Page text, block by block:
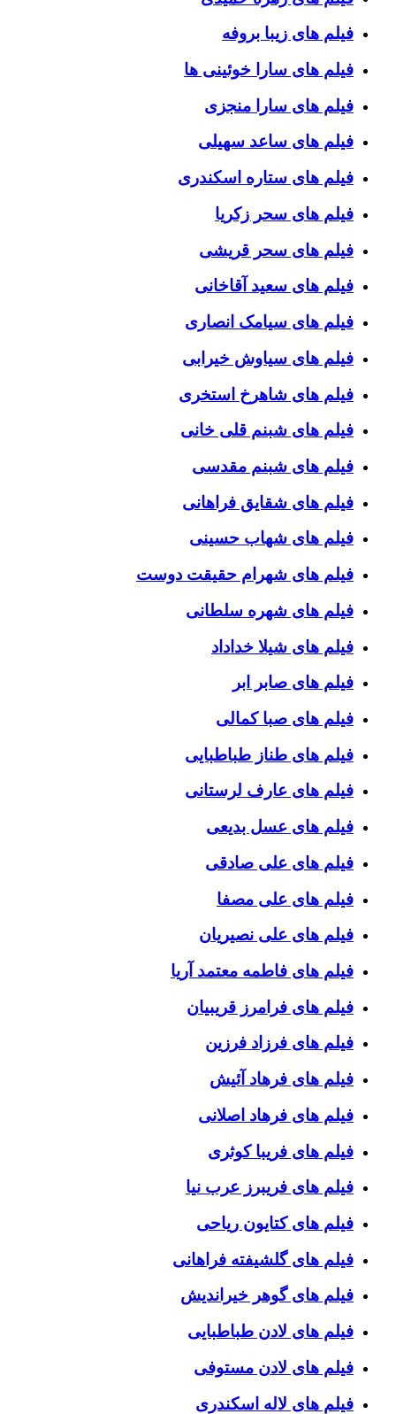
فیلم های زیبا بروفه
فیلم های سارا خوئینی ها
فیلم های سارا منجزی
فیلم های ساعد سهیلی
فیلم های ستاره اسکندری
فیلم های سحر زکریا
فیلم های سحر قریشی
فیلم های سعید آقاخانی
فیلم های سیامک انصاری
فیلم های سیاوش خیرابی
فیلم های شاهرخ استخری
فیلم های شبنم قلی خانی
فیلم های شبنم مقدسی
فیلم های شقایق فراهانی
فیلم های شهاب حسینی
فیلم های شهرام حقیقت دوست
فیلم های شهره سلطانی
فیلم های شیلا خداداد
فیلم های صابر ابر
فیلم های صبا کمالی
فیلم های طناز طباطبایی
فیلم های عارف لرستانی
فیلم های عسل بدیعی
فیلم های علی صادقی
فیلم های علی مصفا
فیلم های علی نصیریان
فیلم های فاطمه معتمد آریا
فیلم های فرامرز قریبیان
فیلم های فرزاد فرزین
فیلم های فرهاد آئیش
فیلم های فرهاد اصلانی
فیلم های فریبا کوثری
فیلم های فریبرز عرب نیا
فیلم های کتایون ریاحی
فیلم های گلشیفته فراهانی
فیلم های گوهر خیراندیش
فیلم های لادن طباطبایی
فیلم های لادن مستوفی
فیلم های لاله اسکندری